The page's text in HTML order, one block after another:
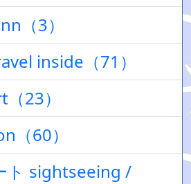
（3）
inside（71）
23）
（60）
ト sightseeing /